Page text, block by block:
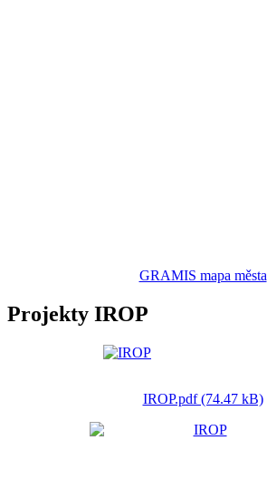
GRAMIS mapa města
Projekty IROP
IROP.pdf (74.47 kB)